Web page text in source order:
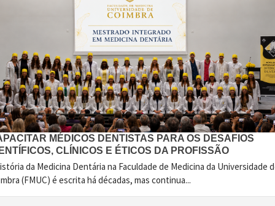
MÉDICOS DENTISTAS PARA OS DESAFIOS
CLÍNICOS E ÉTICOS DA PROFISSÃO
da Medicina Dentária na Faculdade de Medicina da Universidade
(FMUC) é escrita há décadas, mas continua...